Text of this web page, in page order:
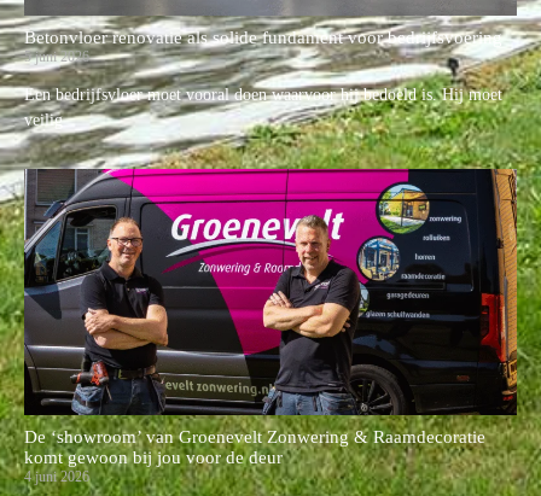
Betonvloer renovatie als solide fundament voor bedrijfsvoering
5 juni 2026
Een bedrijfsvloer moet vooral doen waarvoor hij bedoeld is. Hij moet
veilig
De ‘showroom’ van Groenevelt Zonwering & Raamdecoratie
komt gewoon bij jou voor de deur
4 juni 2026